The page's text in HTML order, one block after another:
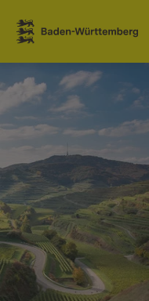
Sauter au contenu
Link zur Startseite